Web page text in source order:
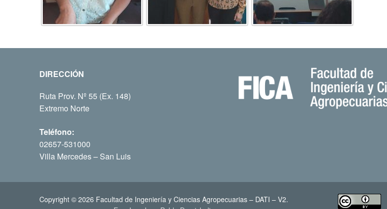
DIRECCIÓN
Ruta Prov. Nº 55 (Ex. 148)
Extremo Norte
Teléfono:
02657-531000
Villa Mercedes – San Luis
Copyright © 2026 Facultad de Ingeniería y Ciencias Agropecuarias – DATI – V2.